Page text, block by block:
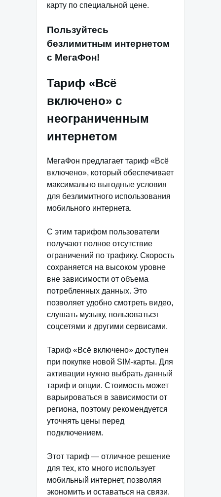
карту по специальной цене.
Пользуйтесь
безлимитным интернетом
с МегаФон!
Тариф «Всё
включено» с
неограниченным
интернетом
МегаФон предлагает тариф «Всё
включено», который обеспечивает
максимально выгодные условия
для безлимитного использования
мобильного интернета.
С этим тарифом пользователи
получают полное отсутствие
ограничений по трафику. Скорость
сохраняется на высоком уровне
вне зависимости от объема
потребленных данных. Это
позволяет удобно смотреть видео,
слушать музыку, пользоваться
соцсетями и другими сервисами.
Тариф «Всё включено» доступен
при покупке новой SIM-карты. Для
активации нужно выбрать данный
тариф и опции. Стоимость может
варьироваться в зависимости от
региона, поэтому рекомендуется
уточнять цены перед
подключением.
Этот тариф — отличное решение
для тех, кто много использует
мобильный интернет, позволяя
экономить и оставаться на связи.